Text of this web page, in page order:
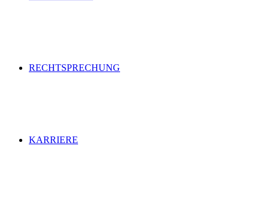
RECHTSPRECHUNG
KARRIERE